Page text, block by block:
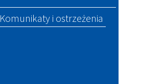
Komunikaty i ostrzeżenia